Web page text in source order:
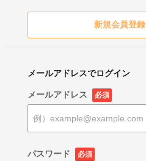
新規会員登
メールアドレスでログイン
メールアドレス 必須
パスワード 必須